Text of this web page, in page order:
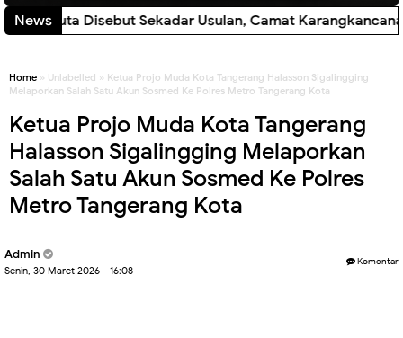
News Usulan, Camat Karangkancana Perlu Jelaskan
Home » Unlabelled » Ketua Projo Muda Kota Tangerang Halasson Sigalingging
Melaporkan Salah Satu Akun Sosmed Ke Polres Metro Tangerang Kota
Ketua Projo Muda Kota Tangerang
Halasson Sigalingging Melaporkan
Salah Satu Akun Sosmed Ke Polres
Metro Tangerang Kota
Admin
Senin, 30 Maret 2026 - 16:08
Komentar